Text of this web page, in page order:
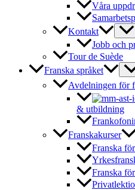
Våra
Kontakt
Jobb och
Tour de Suède
Franska språket
Avdelningen för
& utbildning
Franskakurser
Franska
Franska